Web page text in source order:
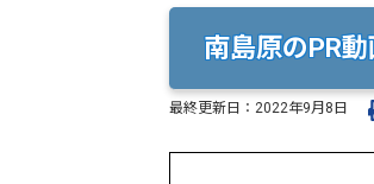
南島原のPR
最終更新日： 2022年9月8日